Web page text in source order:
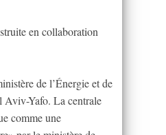
en collaboration
de l’Énergie et de
Aviv-Yafo. La centrale
comme une